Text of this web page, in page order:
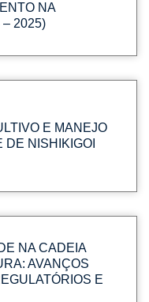
NA
– 2025)
E MANEJO
NISHIKIGOI
NA CADEIA
AVANÇOS
E